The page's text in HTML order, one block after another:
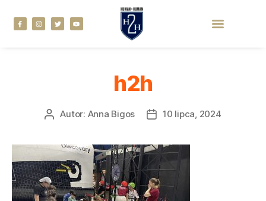
h2h
Autor: Anna Bigos 10 lipca, 2024